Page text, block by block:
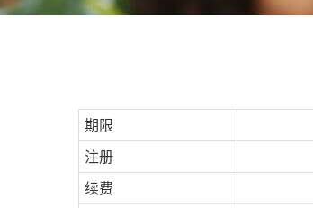
期限
注册
续费